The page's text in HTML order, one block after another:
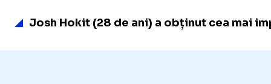
Josh Hokit (28 de ani) a obținut cea mai